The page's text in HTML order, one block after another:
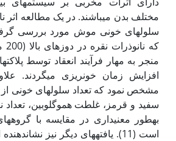
مختلف بدن می‏باشند. در یک مطالعه اثر
سلول‏های خونی موش مورد بررسی
منجر به مهار فرآیند انعقاد توسط
افزایش زمان خون‏ریزی می‏گردند.
مشخص نمود که تعداد سلول‏های خونی از
سفید و قرمز، غلطت هموگلوبین، تعداد
به‏طور معنی‏داری در مقایسه با
است (11). یافته‏های دیگر نیز